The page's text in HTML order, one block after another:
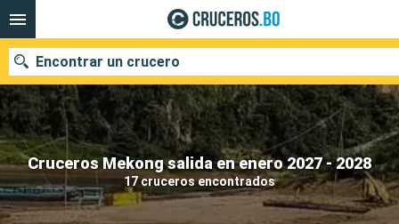
Cruceros Mekong salida en enero 2027 - 2028
17 cruceros encontrados
Encontrar un crucero
Nuestros destinos
Fecha de salida